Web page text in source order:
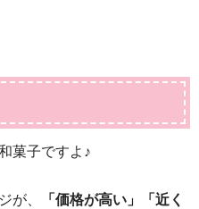
菓子ですよ♪
が、 「価格が高い」「近く